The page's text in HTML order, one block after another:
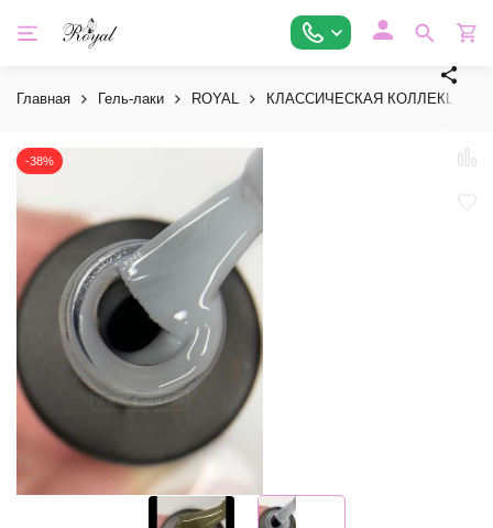
Главная Гель-лаки ROYAL КЛАССИЧЕСКАЯ КОЛЛЕКЦИЯ
-38%